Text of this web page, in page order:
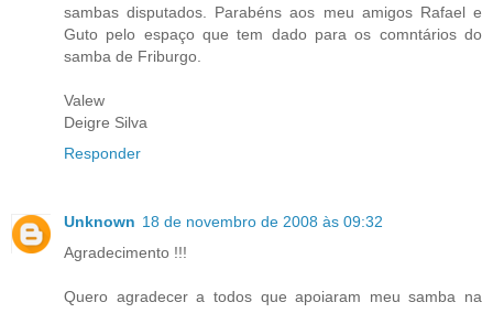
sambas disputados. Parabéns aos meu amigos Rafael e
Guto pelo espaço que tem dado para os comntários do
samba de Friburgo.
Valew
Deigre Silva
Responder
Unknown 18 de novembro de 2008 às 09:32
Agradecimento !!!
Quero agradecer a todos que apoiaram meu samba na